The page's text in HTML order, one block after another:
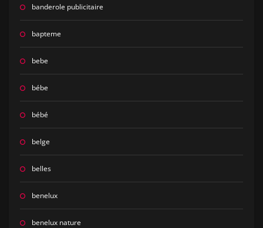
banderole publicitaire
bapteme
bebe
bébe
bébé
belge
belles
benelux
benelux nature